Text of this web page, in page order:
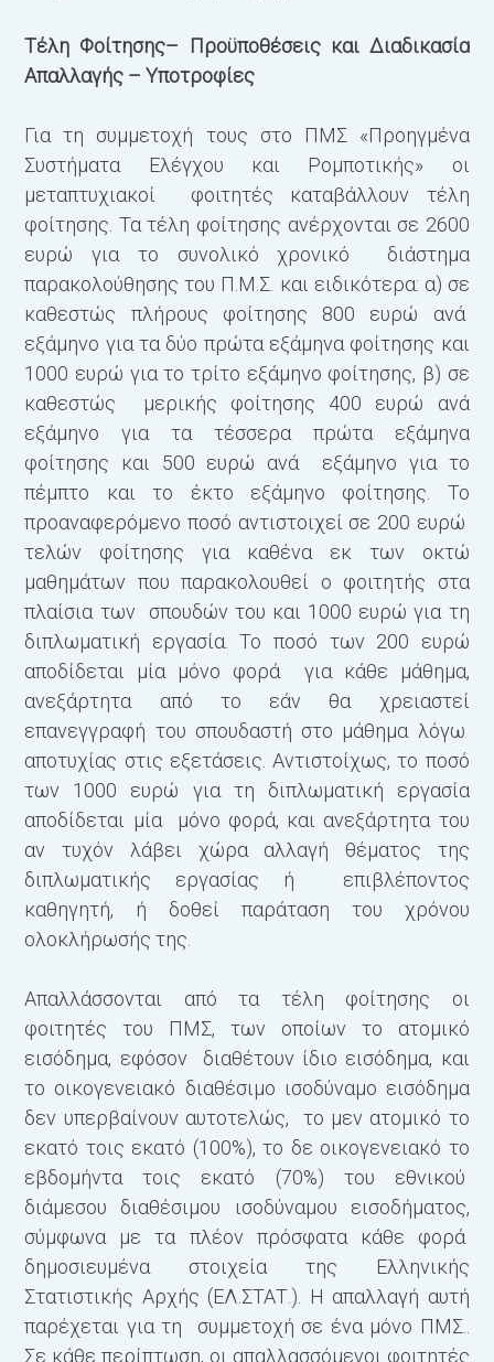
Τέλη Φοίτησης– Προϋποθέσεις και Διαδικασία
Απαλλαγής – Υποτροφίες
Για τη συμμετοχή τους στο ΠΜΣ «Προηγμένα
Συστήματα Ελέγχου και Ρομποτικής» οι
μεταπτυχιακοί φοιτητές καταβάλλουν τέλη
φοίτησης. Τα τέλη φοίτησης ανέρχονται σε 2600
ευρώ για το συνολικό χρονικό διάστημα
παρακολούθησης του Π.Μ.Σ. και ειδικότερα: α) σε
καθεστώς πλήρους φοίτησης 800 ευρώ ανά
εξάμηνο για τα δύο πρώτα εξάμηνα φοίτησης και
1000 ευρώ για το τρίτο εξάμηνο φοίτησης, β) σε
καθεστώς μερικής φοίτησης 400 ευρώ ανά
εξάμηνο για τα τέσσερα πρώτα εξάμηνα
φοίτησης και 500 ευρώ ανά εξάμηνο για το
πέμπτο και το έκτο εξάμηνο φοίτησης. Το
προαναφερόμενο ποσό αντιστοιχεί σε 200 ευρώ
τελών φοίτησης για καθένα εκ των οκτώ
μαθημάτων που παρακολουθεί ο φοιτητής στα
πλαίσια των σπουδών του και 1000 ευρώ για τη
διπλωματική εργασία. Το ποσό των 200 ευρώ
αποδίδεται μία μόνο φορά για κάθε μάθημα,
ανεξάρτητα από το εάν θα χρειαστεί
επανεγγραφή του σπουδαστή στο μάθημα λόγω
αποτυχίας στις εξετάσεις. Αντιστοίχως, το ποσό
των 1000 ευρώ για τη διπλωματική εργασία
αποδίδεται μία μόνο φορά, και ανεξάρτητα του
αν τυχόν λάβει χώρα αλλαγή θέματος της
διπλωματικής εργασίας ή επιβλέποντος
καθηγητή, ή δοθεί παράταση του χρόνου
ολοκλήρωσής της.
Απαλλάσσονται από τα τέλη φοίτησης οι
φοιτητές του ΠΜΣ, των οποίων το ατομικό
εισόδημα, εφόσον διαθέτουν ίδιο εισόδημα, και
το οικογενειακό διαθέσιμο ισοδύναμο εισόδημα
δεν υπερβαίνουν αυτοτελώς, το μεν ατομικό το
εκατό τοις εκατό (100%), το δε οικογενειακό το
εβδομήντα τοις εκατό (70%) του εθνικού
διάμεσου διαθέσιμου ισοδύναμου εισοδήματος,
σύμφωνα με τα πλέον πρόσφατα κάθε φορά
δημοσιευμένα στοιχεία της Ελληνικής
Στατιστικής Αρχής (ΕΛ.ΣΤΑΤ.). Η απαλλαγή αυτή
παρέχεται για τη συμμετοχή σε ένα μόνο ΠΜΣ..
Σε κάθε περίπτωση, οι απαλλασσόμενοι φοιτητές